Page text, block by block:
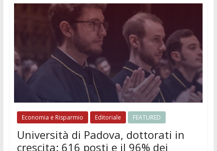
Economia e Risparmio Editoriale FEATURED
Università di Padova, dottorati in
crescita: 616 posti e il 96% dei